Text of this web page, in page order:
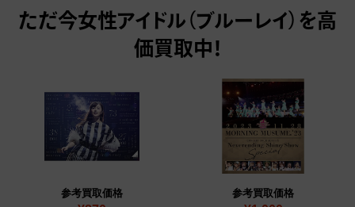
ただ今女性アイドル（ブルーレイ）を高
価買取中！
参考買取価格 参考買取価格